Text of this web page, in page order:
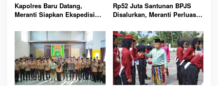
Kapolres Baru Datang,
Meranti Siapkan Ekspedisi
Rp52 Juta Santunan BPJS
Disalurkan, Meranti Perluas